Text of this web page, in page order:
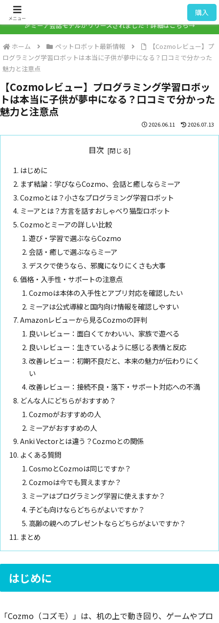
🎉ミーア会話モデルがリリースされました！詳細はこちら→
ホーム ペットロボット最新情報
【Cozmoレビュー】プ
ログラミング学習ロボットは本当に子供が夢中になる？口コミで分かった
魅力と注意点
【Cozmoレビュー】プログラミング学習ロボッ
トは本当に子供が夢中になる？口コミで分かった
魅力と注意点
2026.06.11 2026.07.13
目次
はじめに
まず結論：学びならCozmo、会話と癒しならミーア
Cozmoとは？小さなプログラミング学習ロボット
ミーアとは？方言を話すおしゃべり猫型ロボット
Cozmoとミーアの詳しい比較
遊び・学習で選ぶならCozmo
会話・癒しで選ぶならミーア
デスクで使うなら、邪魔になりにくさも大事
価格・入手性・サポートの注意点
Cozmoは本体の入手性とアプリ対応を確認したい
ミーアは公式導線と国内向け情報を確認しやすい
Amazonレビューから見るCozmoの評判
良いレビュー：面白くてかわいい、家族で遊べる
良いレビュー：生きているように感じる表情と反応
改善レビュー：初期不良だと、本来の魅力が伝わりにく
い
改善レビュー：接続不良・落下・サポート対応への不満
どんな人にどちらがおすすめ？
Cozmoがおすすめの人
ミーアがおすすめの人
Anki Vectorとは違う？Cozmoとの関係
よくある質問
CosmoとCozmoは同じですか？
Cozmoは今でも買えますか？
ミーアはプログラミング学習に使えますか？
子ども向けならどちらがよいですか？
高齢の親へのプレゼントならどちらがよいですか？
まとめ
はじめに
「Cozmo（コズモ）」は、机の上で動き回り、ゲームやプロ
メニュー
購入